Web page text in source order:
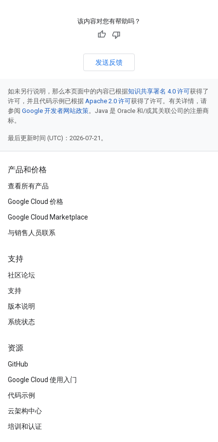
该内容对您有帮助吗？
发送反馈
如未另行说明，那么本页面中的内容已根据知识共享署名 4.0 许可获得了
许可，并且代码示例已根据 Apache 2.0 许可获得了许可。有关详情，请
参阅 Google 开发者网站政策。Java 是 Oracle 和/或其关联公司的注册商
标。
最后更新时间 (UTC)：2026-07-21。
产品和价格
查看所有产品
Google Cloud 价格
Google Cloud Marketplace
与销售人员联系
支持
社区论坛
支持
版本说明
系统状态
资源
GitHub
Google Cloud 使用入门
代码示例
云架构中心
培训和认证